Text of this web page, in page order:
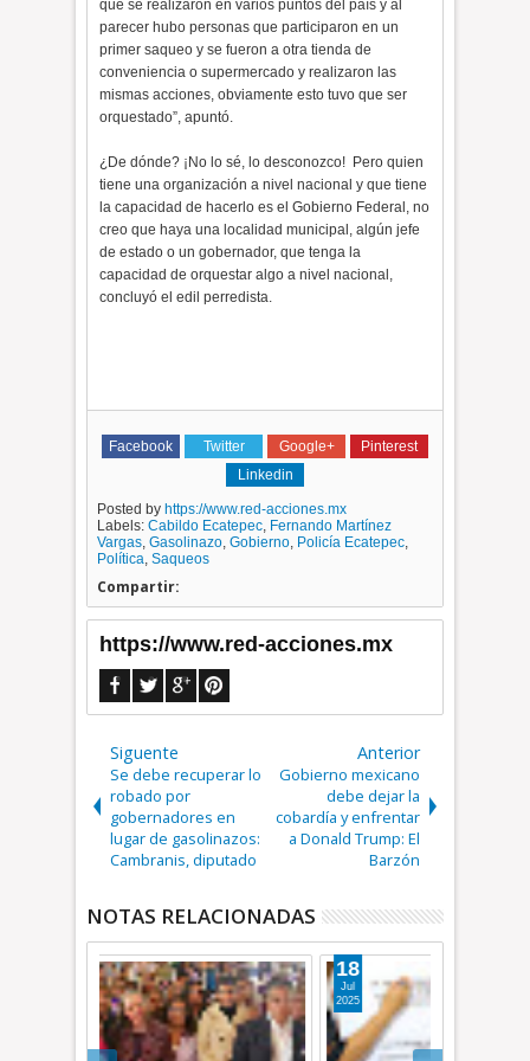
que se realizaron en varios puntos del país y al
parecer hubo personas que participaron en un
primer saqueo y se fueron a otra tienda de
conveniencia o supermercado y realizaron las
mismas acciones, obviamente esto tuvo que ser
orquestado”, apuntó.
¿De dónde? ¡No lo sé, lo desconozco! Pero quien
tiene una organización a nivel nacional y que tiene
la capacidad de hacerlo es el Gobierno Federal, no
creo que haya una localidad municipal, algún jefe
de estado o un gobernador, que tenga la
capacidad de orquestar algo a nivel nacional,
concluyó el edil perredista.
Facebook Twitter Google+
Pinterest
Linkedin
Posted by https://www.red-acciones.mx
Labels:Cabildo Ecatepec, Fernando Martínez
Vargas,Gasolinazo,Gobierno, Policía Ecatepec,
Política,Saqueos
Compartir:
https://www.red-acciones.mx
Siguente
Se debe recuperar lo
robado por
gobernadores en
lugar de gasolinazos:
Cambranis, diputado
Anterior
Gobierno mexicano
debe dejar la
cobardía y enfrentar
a Donald Trump: El
Barzón
NOTAS RELACIONADAS
18
Jul
2025